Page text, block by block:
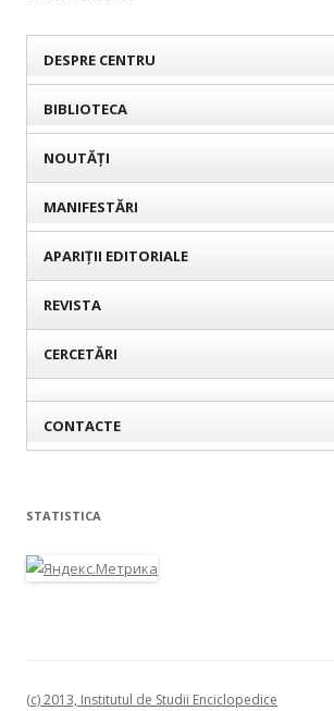
DESPRE CENTRU
BIBLIOTECA
NOUTĂȚI
MANIFESTĂRI
APARIȚII EDITORIALE
REVISTA
CERCETĂRI
CONTACTE
STATISTICA
(c) 2013, Institutul de Studii Enciclopedice